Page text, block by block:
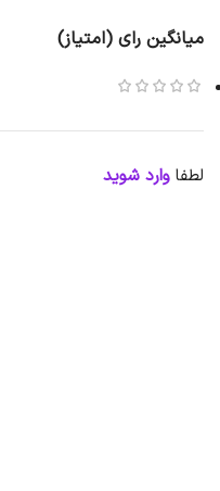
میانگین رای (امتیاز)
لطفا وارد شوید